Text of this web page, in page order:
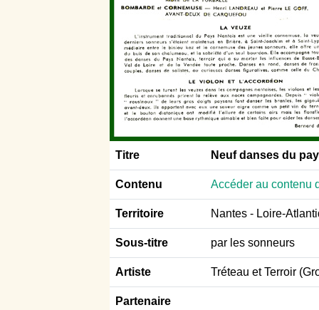
Titre Neuf danses du
Contenu Accéder au contenu
Territoire Nantes - Loire-
Sous-titre par les sonneurs
Artiste Tréteau et Terroir
Partenaire